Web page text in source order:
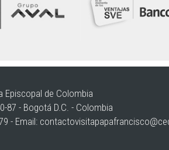
Episcopal de Colombia
87 - Bogotá D.C. - Colombia
- Email: